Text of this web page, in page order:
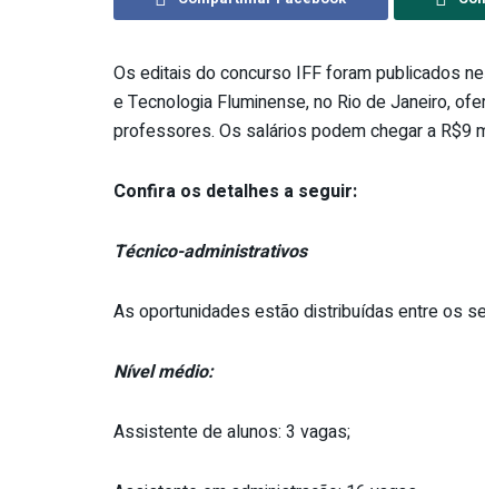
Os editais do concurso IFF foram publicados
e Tecnologia Fluminense, no Rio de Janeiro,
professores. Os salários podem chegar a R$9
Confira os detalhes a seguir:
Técnico-administrativos
As oportunidades estão distribuídas entre os
Nível médio:
Assistente de alunos: 3 vagas;